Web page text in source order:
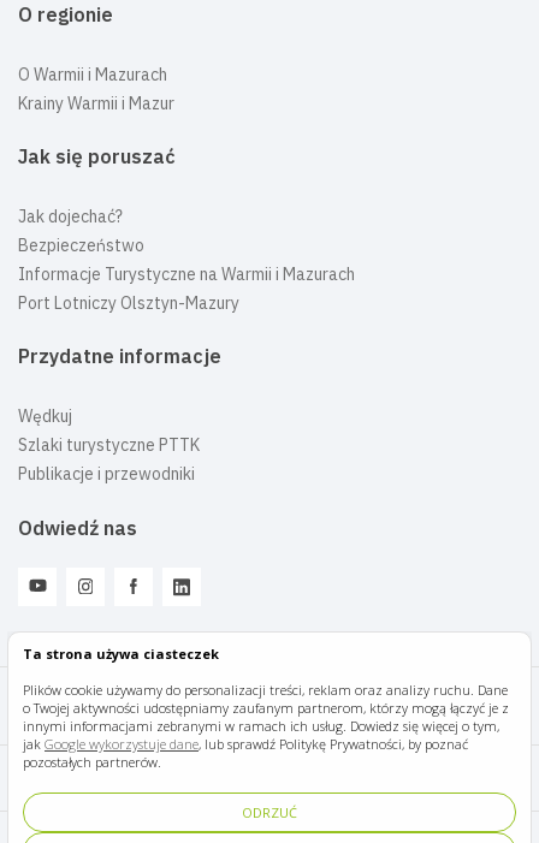
Ta strona używa ciasteczek
Plików cookie używamy do personalizacji treści, reklam oraz analizy ruchu. Dane
o Twojej aktywności udostępniamy zaufanym partnerom, którzy mogą łączyć je z
innymi informacjami zebranymi w ramach ich usług. Dowiedz się więcej o tym,
jak Google wykorzystuje dane, lub sprawdź Politykę Prywatności, by poznać
pozostałych partnerów.
ODRZUĆ
O regionie
O Warmii i Mazurach
Krainy Warmii i Mazur
Jak się poruszać
Jak dojechać?
Bezpieczeństwo
Informacje Turystyczne na Warmii i Mazurach
Port Lotniczy Olsztyn-Mazury
Przydatne informacje
Wędkuj
Szlaki turystyczne PTTK
Publikacje i przewodniki
Odwiedź nas
Mazury Travel © 2026
Polityka prywatności